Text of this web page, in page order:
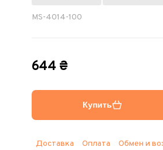
MS-4014-100
644 ₴
Купить
Доставка Оплата Обмен и